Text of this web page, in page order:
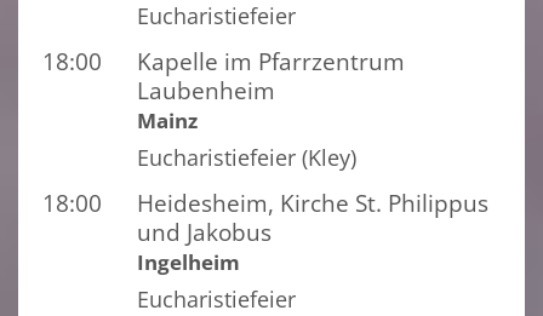
Eucharistiefeier
18:00
Kapelle im Pfarrzentrum
Laubenheim
Mainz
Eucharistiefeier (Kley)
18:00
Heidesheim, Kirche St. Philippus
und Jakobus
Ingelheim
Eucharistiefeier